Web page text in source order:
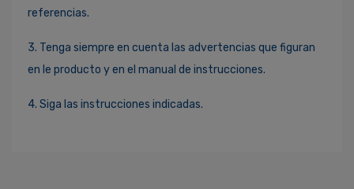
referencias.
3. Tenga siempre en cuenta las advertencias que figuran
en le producto y en el manual de instrucciones.
4. Siga las instrucciones indicadas.